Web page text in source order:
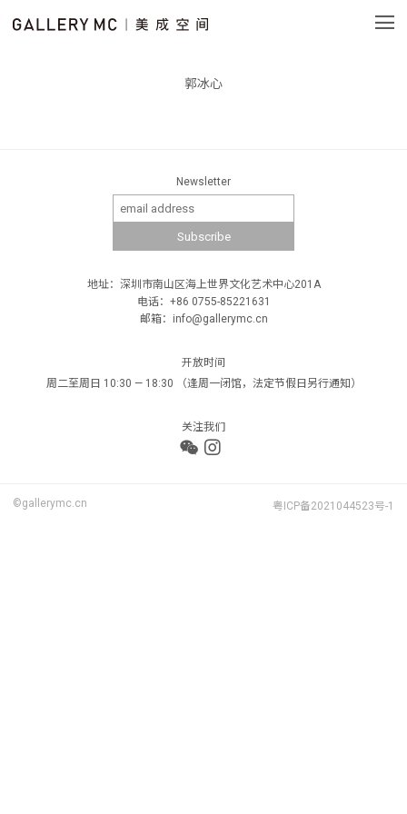
郭冰心
Newsletter
地址：深圳市南山区海上世界文化艺术中心201A
电话：+86 0755-85221631
邮箱：info@gallerymc.cn
开放时间
周二至周日 10:30 — 18:30 （逢周一闭馆，法定节假日另行通知）
关注我们
©gallerymc.cn 粤ICP备2021044523号-1